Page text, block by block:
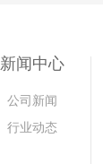
新闻中心
公司新闻
行业动态